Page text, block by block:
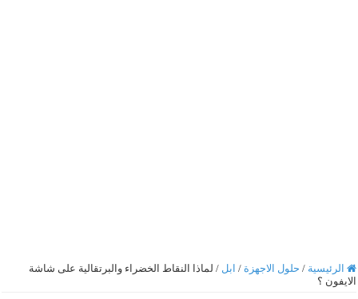
الرئيسية / حلول الاجهزة / ابل / لماذا النقاط الخضراء والبرتقالية على شاشة
الايفون ؟